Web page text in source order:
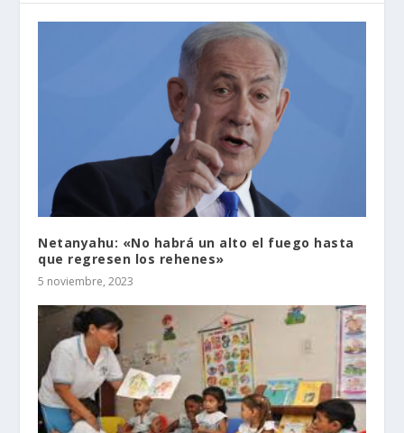
Netanyahu: «No habrá un alto el fuego hasta
que regresen los rehenes»
5 noviembre, 2023